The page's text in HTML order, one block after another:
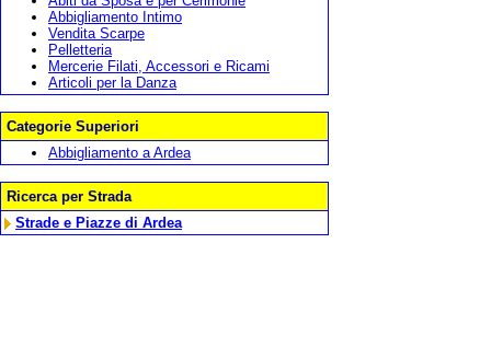
Abbigliamento Intimo
Vendita Scarpe
Pelletteria
Mercerie Filati, Accessori e Ricami
Articoli per la Danza
Categorie Superiori
Abbigliamento a Ardea
Ricerca per Strada
Strade e Piazze di Ardea